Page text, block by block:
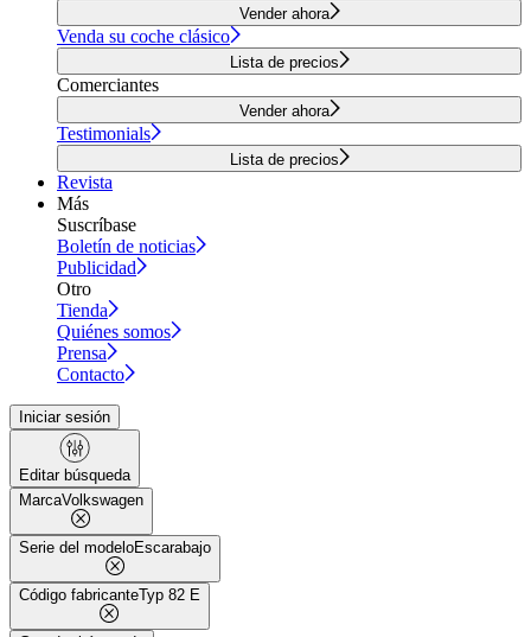
Vender ahora
Venda su coche clásico
Lista de precios
Comerciantes
Vender ahora
Testimonials
Lista de precios
Revista
Más
Suscríbase
Boletín de noticias
Publicidad
Otro
Tienda
Quiénes somos
Prensa
Contacto
Iniciar sesión
Editar búsqueda
MarcaVolkswagen
Serie del modeloEscarabajo
Código fabricanteTyp 82 E